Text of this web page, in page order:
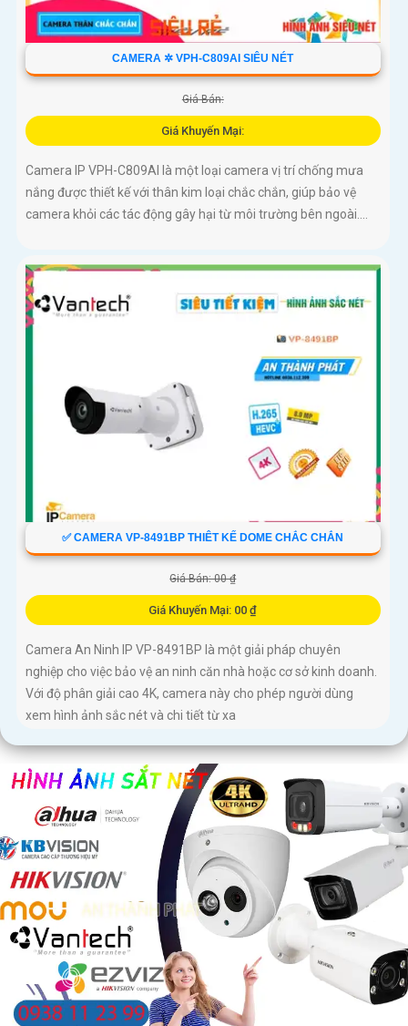
CAMERA ✲ VPH-C809AI SIÊU NÉT
Giá Bán:
Giá Khuyến Mại:
Camera IP VPH-C809AI là một loại camera vị trí chống mưa
nắng được thiết kế với thân kim loại chắc chắn, giúp bảo vệ
camera khỏi các tác động gây hại từ môi trường bên ngoài....
✅ CAMERA VP-8491BP THIÊT KẾ DOME CHẮC CHẮN
Giá Bán: 00 ₫
Giá Khuyến Mại: 00 ₫
Camera An Ninh IP VP-8491BP là một giải pháp chuyên
nghiệp cho việc bảo vệ an ninh căn nhà hoặc cơ sở kinh doanh.
Với độ phân giải cao 4K, camera này cho phép người dùng
xem hình ảnh sắc nét và chi tiết từ xa